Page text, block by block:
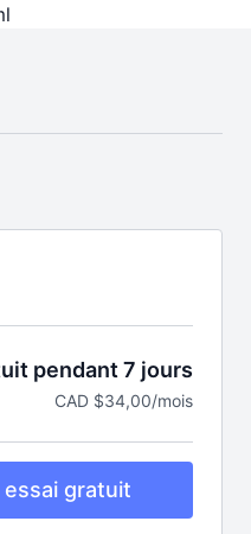
pendant 7 jours
CAD $34,00/mois
gratuit